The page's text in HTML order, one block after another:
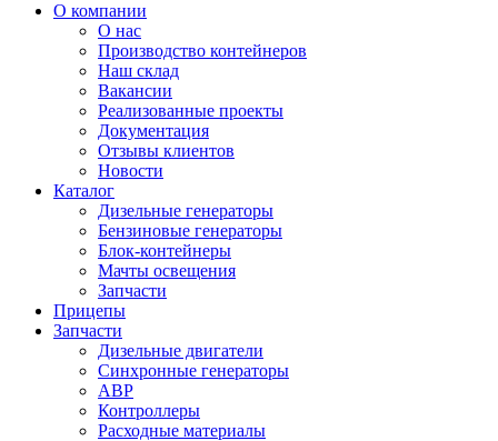
О компании
О нас
Производство контейнеров
Наш склад
Вакансии
Реализованные проекты
Документация
Отзывы клиентов
Новости
Каталог
Дизельные генераторы
Бензиновые генераторы
Блок-контейнеры
Мачты освещения
Запчасти
Прицепы
Запчасти
Дизельные двигатели
Синхронные генераторы
АВР
Контроллеры
Расходные материалы